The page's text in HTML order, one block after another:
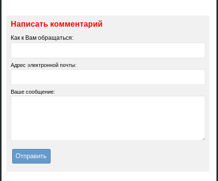
Написать комментарий
Как к Вам обращаться:
Адрес электронной почты:
Ваше сообщение: